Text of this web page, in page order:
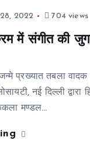
2022 704 views
में संगीत की
प्रख्यात तबला
नई दिल्ली
मण्डल…